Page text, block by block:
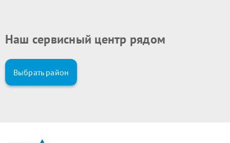
Наш сервисный центр рядом
Выбрать район